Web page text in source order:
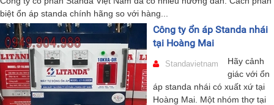
biệt ổn áp standa chính hãng so với hàng...
Công ty ổn áp Standa nhái
tại Hoàng Mai
Standavietnam
Hãy cảnh
giác với ổn
áp standa nhái có xuất xứ tại
Hoàng Mai. Một nhóm thợ tại